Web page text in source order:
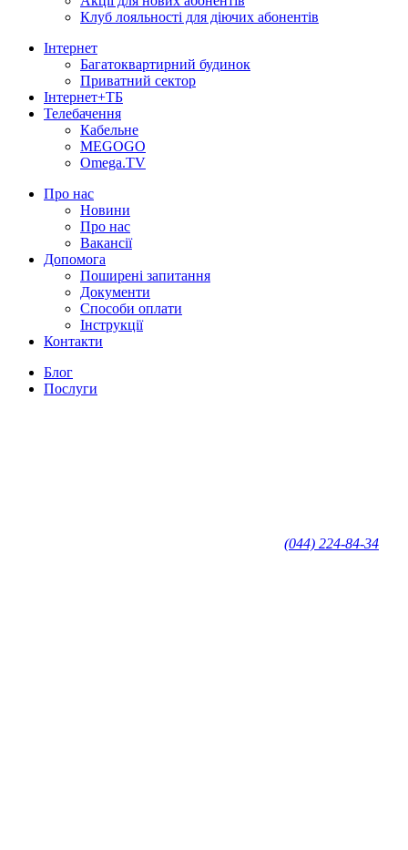
Клуб лояльності для діючих абонентів
Інтернет
Багатоквартирний будинок
Приватний сектор
Інтернет+ТБ
Телебачення
Кабельне
MEGOGO
Omega.TV
Про нас
Новини
Про нас
Вакансії
Допомога
Поширені запитання
Документи
Способи оплати
Інструкції
Контакти
Блог
Послуги
(044) 224-84-34